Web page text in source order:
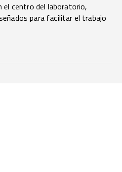
el centro del laboratorio,
para facilitar el trabajo